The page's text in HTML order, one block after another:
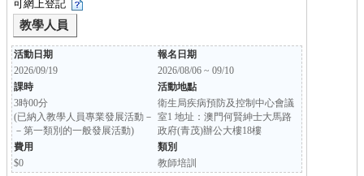
可網上登記
教學人員
活動日期
報名日期
2026/09/19
2026/08/06 ~ 09/10
課時
活動地點
3時00分
(已納入教學人員專業發展活動－
－第一類別的一般發展活動)
衛生局疾病預防及控制中心會議
室1 地址：澳門何賢紳士大馬路
政府(青茂)辦公大樓18樓
費用
類別
$0
教師培訓